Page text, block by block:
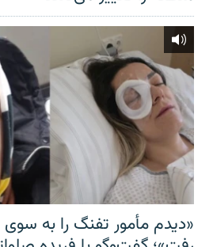
«دیدم مأمور تفنگ را به